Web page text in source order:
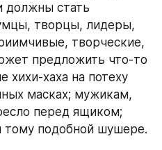
должны стать
творцы, лидеры,
творческие,
предложить что-то
хихи-хаха на потеху
масках; мужикам,
перед ящиком;
тому подобной шушере.